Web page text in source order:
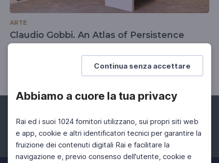
Continua senza accettare
Abbiamo a cuore la tua privacy
Rai ed i suoi 1024 fornitori utilizzano, sui propri siti web
e app, cookie e altri identificatori tecnici per garantire la
fruizione dei contenuti digitali Rai e facilitare la
navigazione e, previo consenso dell'utente, cookie e
ARTE
Claudio Gobbi. An Atlas of Persistence
Rocca Roveresca di Senigallia
Facebook Instagram Twitter